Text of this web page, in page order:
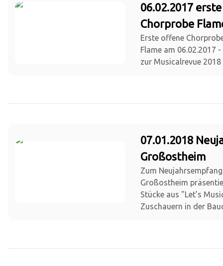
06.02.2017
Chorprobe
Erste offene
Flame am 06.02.2017
zur Musicalrevue 2018
07.01.2018
Großostheim
Zum
Großostheim
Stücke aus "Let's
Zuschauern in der